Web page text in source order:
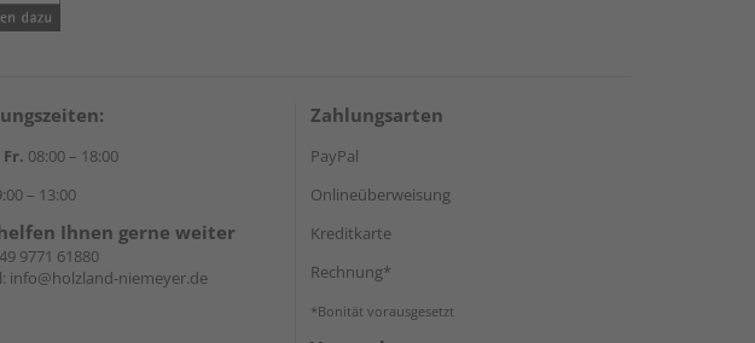
Fr. 08:00 – 18:00
– 13:00
Ihnen gerne weiter
9771 61880
info@holzland-niemeyer.de
Zahlungsarten
PayPal
Onlineüberweisung
Kreditkarte
Rechnung*
*Bonität vorausgesetzt